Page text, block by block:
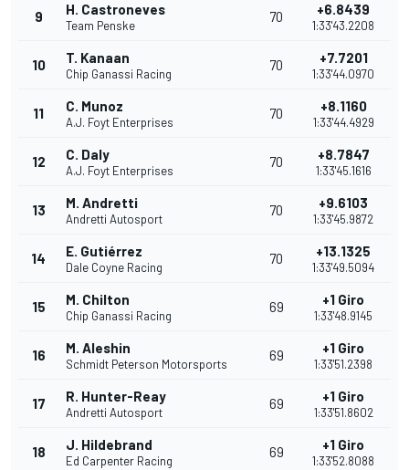
9 H. Castroneves
Team Penske
70 +6.8439
1:33'43.2208
10 T. Kanaan
Chip Ganassi Racing
70 +7.7201
1:33'44.0970
11 C. Munoz
A.J. Foyt Enterprises
70 +8.1160
1:33'44.4929
12 C. Daly
A.J. Foyt Enterprises
70 +8.7847
1:33'45.1616
13 M. Andretti
Andretti Autosport
70 +9.6103
1:33'45.9872
14 E. Gutiérrez
Dale Coyne Racing
70 +13.1325
1:33'49.5094
15 M. Chilton
Chip Ganassi Racing
69 +1 Giro
1:33'48.9145
16 M. Aleshin
Schmidt Peterson Motorsports
69 +1 Giro
1:33'51.2398
17 R. Hunter-Reay
Andretti Autosport
69 +1 Giro
1:33'51.8602
18 J. Hildebrand
Ed Carpenter Racing
69 +1 Giro
1:33'52.8088